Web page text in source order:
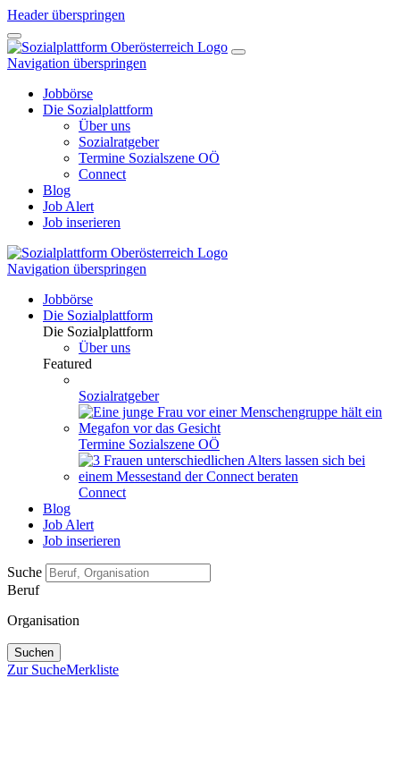
Header überspringen
Navigation überspringen
Jobbörse
Die Sozialplattform
Über uns
Sozialratgeber
Termine Sozialszene OÖ
Connect
Blog
Job Alert
Job inserieren
Navigation überspringen
Jobbörse
Die Sozialplattform
Die Sozialplattform
Über uns
Featured
Sozialratgeber
Termine Sozialszene OÖ
Connect
Blog
Job Alert
Job inserieren
Suche
Beruf
Organisation
Suchen
Zur SucheMerkliste